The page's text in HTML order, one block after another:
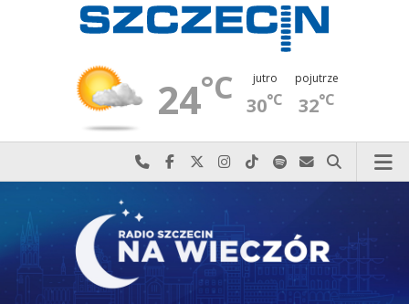
24°C jutro
30°C
pojutrze
32°C
Najlepiej po prostu do nas zadzwoń
Odwiedź nas na Facebook-u
Odwiedź nas na X
Odwiedź nas na Instagram-ie
Odwiedź nas na TikTok-u
Szukaj nas na Spotify
Wyślij do nas
Szukaj